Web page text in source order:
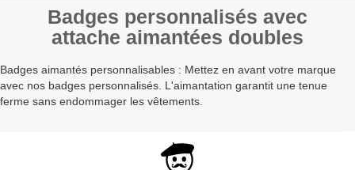
v
i
g
Badges personnalisés avec
attache aimantées doubles
Badges aimantés personnalisables : Mettez en avant votre marque
avec nos badges personnalisés. L'aimantation garantit une tenue
ferme sans endommager les vêtements.